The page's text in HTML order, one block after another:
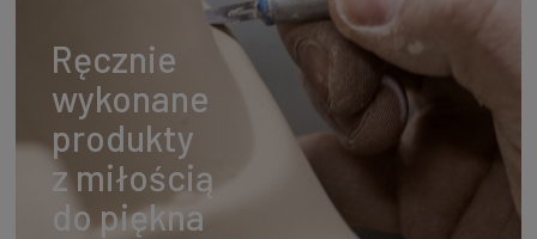
Ręcznie
wykonane
produkty
z miłością
do piękna